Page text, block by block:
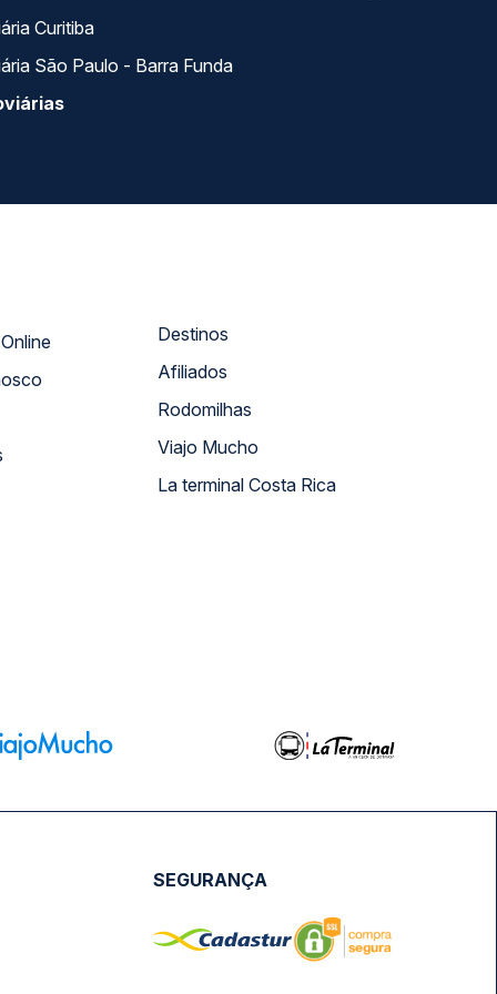
Curitiba
São Paulo - Barra Funda
Atendimento Online
Destinos
Afiliados
Rodomilhas
Viajo Mucho
La terminal Costa Rica
SEGURANÇA